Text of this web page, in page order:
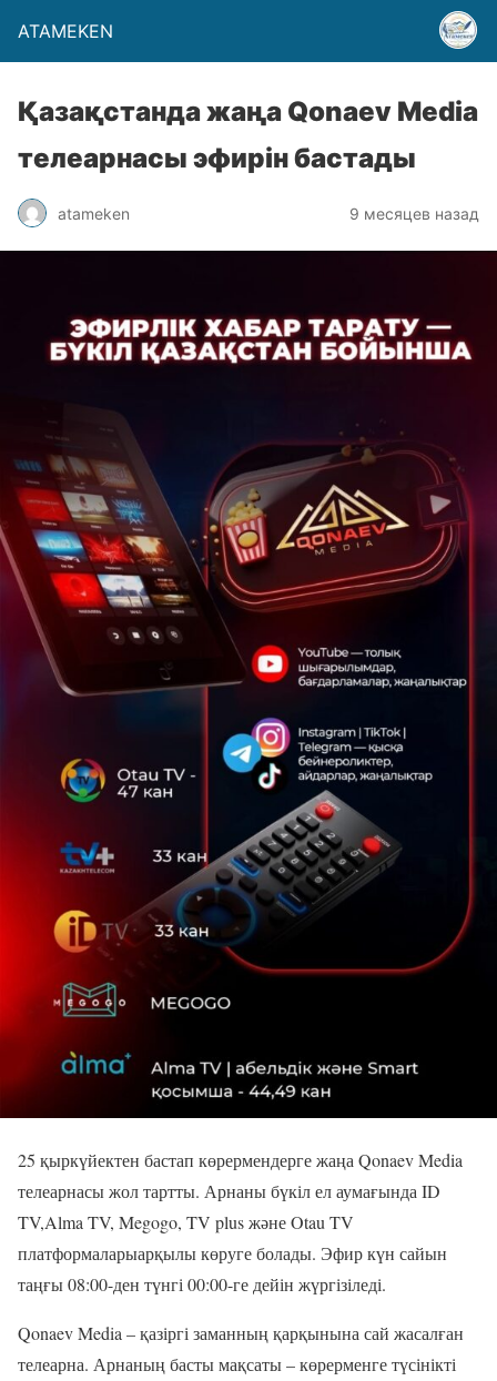
ATAMEKEN
Қазақстанда жаңа Qonaev Media
телеарнасы эфирін бастады
atameken 9 месяцев назад
25 қыркүйектен бастап көрермендергежаңа Qonaev Media
телеарнасыжолтартты. Арнаны бүкіл ел аумағында ID
TV,Alma TV, Megogo, TV plusжәне Otau TV
платформаларыарқылыкөругеболады. Эфиркүн сайын
таңғы08:00-ден түнгі 00:00-ге дейін жүргізіледі.
Qonaev Media – қазіргі заманның қарқынына сай жасалған
телеарна. Арнаның басты мақсаты – көрерменге түсінікті